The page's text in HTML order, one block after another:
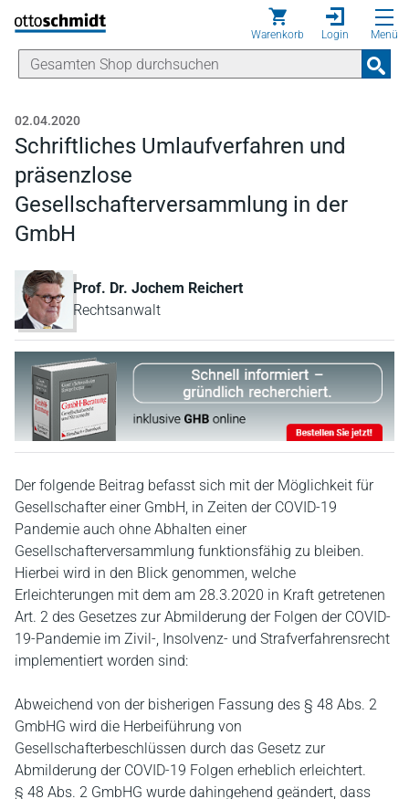
Direkt zum Inhalt
Warenkorb Login Menü
02.04.2020
Schriftliches Umlaufverfahren und
präsenzlose
Gesellschafterversammlung in der
GmbH
Prof. Dr. Jochem Reichert
Rechtsanwalt
Der folgende Beitrag befasst sich mit der Möglichkeit für
Gesellschafter einer GmbH, in Zeiten der COVID-19
Pandemie auch ohne Abhalten einer
Gesellschafterversammlung funktionsfähig zu bleiben.
Hierbei wird in den Blick genommen, welche
Erleichterungen mit dem am 28.3.2020 in Kraft getretenen
Art. 2 des Gesetzes zur Abmilderung der Folgen der COVID-
19-Pandemie im Zivil-, Insolvenz- und Strafverfahrensrecht
implementiert worden sind:
Abweichend von der bisherigen Fassung des § 48 Abs. 2
GmbHG wird die Herbeiführung von
Gesellschafterbeschlüssen durch das Gesetz zur
Abmilderung der COVID-19 Folgen erheblich erleichtert.
§ 48 Abs. 2 GmbHG wurde dahingehend geändert, dass